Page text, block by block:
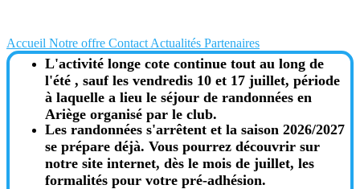
Accueil Notre offre Contact Actualités Partenaires
L'activité longe cote continue tout au long de
l'été , sauf les vendredis 10 et 17 juillet, période
à laquelle a lieu le séjour de randonnées en
Ariège organisé par le club.
Les randonnées s'arrêtent et la saison 2026/2027
se prépare déjà. Vous pourrez découvrir sur
notre site internet, dès le mois de juillet, les
formalités pour votre pré-adhésion.